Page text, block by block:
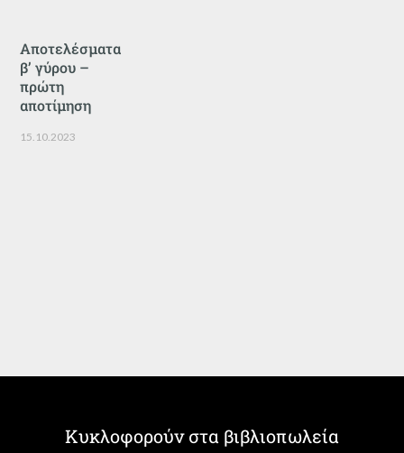
Αποτελέσματα
β’ γύρου –
πρώτη
αποτίμηση
15.10.2023
Κυκλοφορούν στα βιβλιοπωλεία